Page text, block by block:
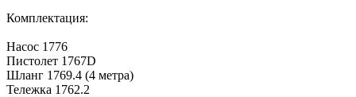
Комплектация:
Насос 1776
Пистолет 1767D
Шланг 1769.4 (4 метра)
Тележка 1762.2